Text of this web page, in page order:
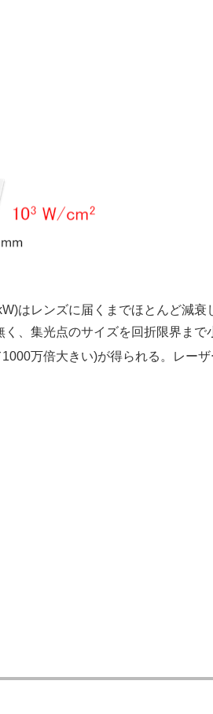
はレンズに届くまでほとんど減衰
、集光点のサイズを回折限界まで
万倍大きい)が得られる。レー